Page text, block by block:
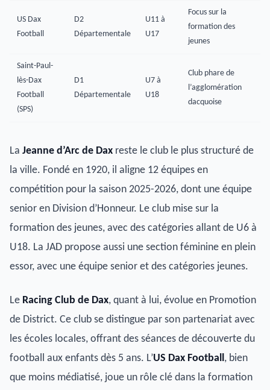
US Dax
Football
D2
Départementale
U11 à
U17
Focus sur la
formation des
jeunes
Saint-Paul-
lès-Dax
Football
(SPS)
D1
Départementale
U7 à
U18
Club phare de
l’agglomération
dacquoise
La Jeanne d’Arc de Dax reste le club le plus structuré de
la ville. Fondé en 1920, il aligne 12 équipes en
compétition pour la saison 2025-2026, dont une équipe
senior en Division d’Honneur. Le club mise sur la
formation des jeunes, avec des catégories allant de U6 à
U18. La JAD propose aussi une section féminine en plein
essor, avec une équipe senior et des catégories jeunes.
Le Racing Club de Dax, quant à lui, évolue en Promotion
de District. Ce club se distingue par son partenariat avec
les écoles locales, offrant des séances de découverte du
football aux enfants dès 5 ans. L’US Dax Football, bien
que moins médiatisé, joue un rôle clé dans la formation